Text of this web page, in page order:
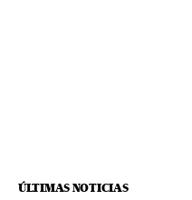
ÚLTIMAS NOTICIAS